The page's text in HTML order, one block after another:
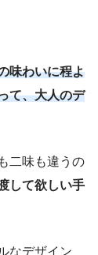
味わいに程よ
て、大人のデ
二味も違うの
して欲しい手
なデザイン